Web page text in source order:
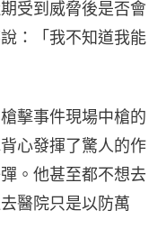
受到威脅後是否會
：「我不知道我能
擊事件現場中槍的
心發揮了驚人的作
。他甚至都不想去
醫院只是以防萬